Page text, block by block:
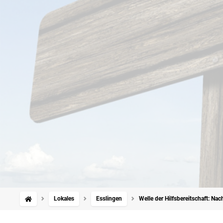
Lokales Esslingen Welle der Hilfsbereitschaft: